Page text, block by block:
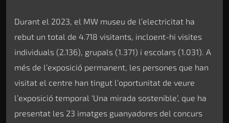
Durant el 2023, el MW museu de l’electricitat ha
rebut un total de 4.718 visitants, incloent-hi visites
individuals (2.136), grupals (1.371) i escolars (1.031). A
més de l’exposició permanent, les persones que han
visitat el centre han tingut l’oportunitat de veure
l’exposició temporal ‘Una mirada sostenible’, que ha
presentat les 23 imatges guanyadores del concurs